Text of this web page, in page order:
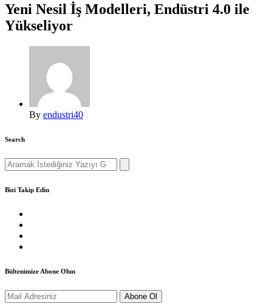
Yeni Nesil İş Modelleri, Endüstri 4.0 ile
Yükseliyor
By endustri40
Search
Search
for:
Bizi Takip Edin
Bültenimize Abone Olun